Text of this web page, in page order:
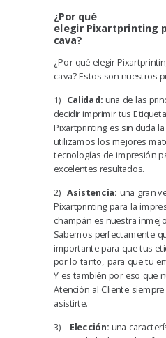
¿Por qué
elegir Pixartprinting
cava?
¿Por qué elegir
cava? Estos son nuestros
1) Calidad: una de las
decidir imprimir tus
Pixartprinting es sin duda
utilizamos los mejores
tecnologías de impresión
excelentes resultados.
2) Asistencia: una gran
Pixartprinting para la
champán es nuestra
Sabemos perfectamente
importante para que tus
por lo tanto, para que tu
Y es también por eso que
Atención al Cliente
asistirte.
3)
Elección: una